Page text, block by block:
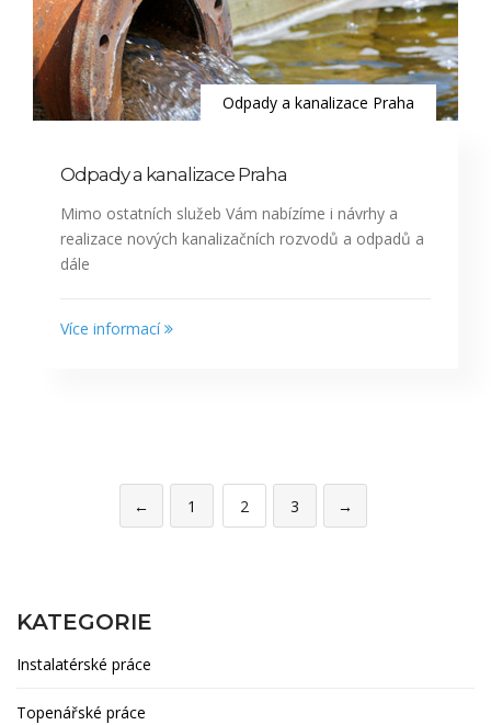
Odpady a kanalizace Praha
Odpady a kanalizace Praha
Mimo ostatních služeb Vám nabízíme i návrhy a
realizace nových kanalizačních rozvodů a odpadů a
dále
Více informací
← 1 2 3 →
KATEGORIE
Instalatérské práce
Topenářské práce